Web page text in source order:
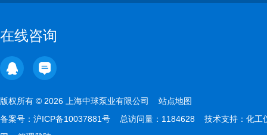
在线咨询
版权所有 © 2026 上海中球泵业有限公司 站点地图
备案号： 沪ICP备10037881号 总访问量：1184628 技术支持： 化工